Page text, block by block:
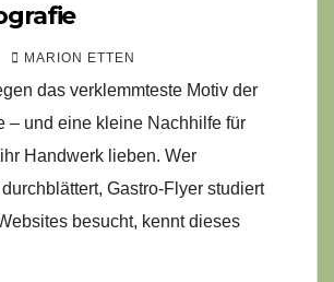
MARION ETTEN
das verklemmteste Motiv der
– und eine kleine Nachhilfe für
Handwerk lieben. Wer
Gastro-Flyer studiert
besucht, kennt dieses